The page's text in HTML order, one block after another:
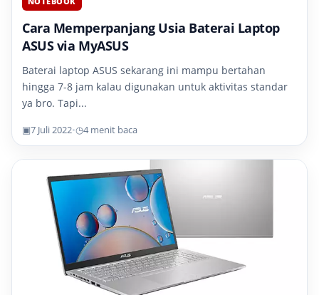
Cara Memperpanjang Usia Baterai Laptop
ASUS via MyASUS
Baterai laptop ASUS sekarang ini mampu bertahan
hingga 7-8 jam kalau digunakan untuk aktivitas standar
ya bro. Tapi...
▣7 Juli 2022•◷4 menit baca